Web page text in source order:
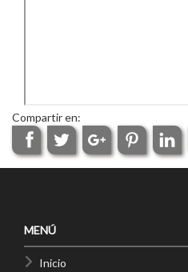
Compartir en:
MENÚ
Inicio